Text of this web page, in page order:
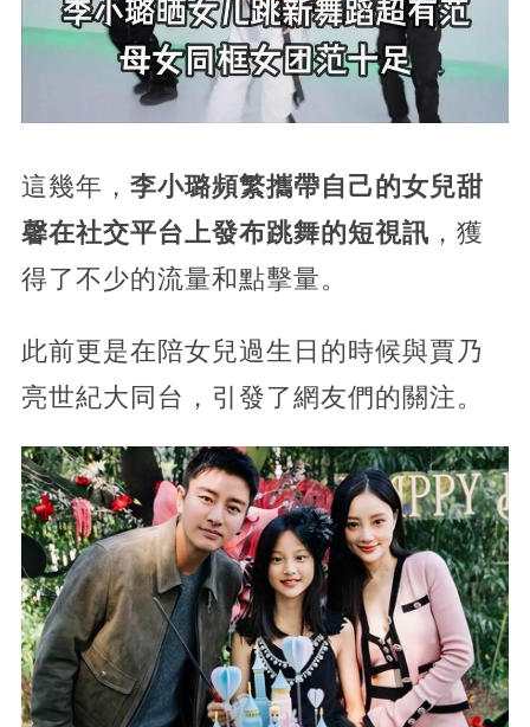
這幾年， 李小璐頻繁攜帶自己的女兒甜
馨在社交平台上發布跳舞的短視訊 ，獲
得了不少的流量和點擊量。
此前更是在陪女兒過生日的時候與賈乃
亮世紀大同台，引發了網友們的關注。